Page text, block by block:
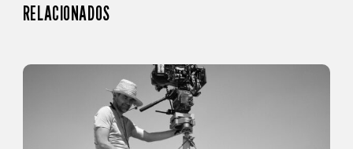
RELACIONADOS